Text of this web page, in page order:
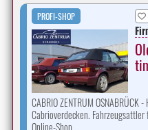
PROFI-SHOP
CABRIO ZENTRUM
Cabrioverdecken.